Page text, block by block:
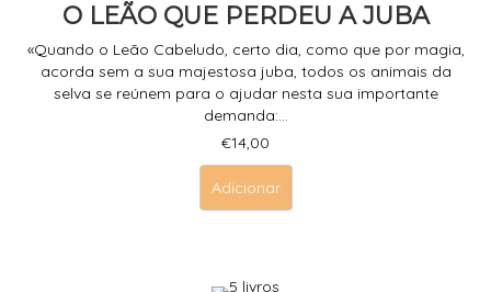
O LEÃO QUE PERDEU A JUBA
«Quando o Leão Cabeludo, certo dia, como que por magia,
acorda sem a sua majestosa juba, todos os animais da
selva se reúnem para o ajudar nesta sua importante
demanda:...
€14,00
Adicionar